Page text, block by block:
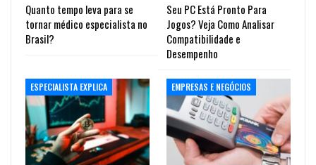
Quanto tempo leva para se
tornar médico especialista no
Brasil?
Seu PC Está Pronto Para
Jogos? Veja Como Analisar
Compatibilidade e
Desempenho
ESPECIALISTA EXPLICA EMPRESAS E NEGÓCIOS